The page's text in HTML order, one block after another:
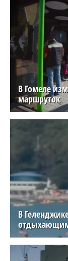
В Гомеле
маршруток
В